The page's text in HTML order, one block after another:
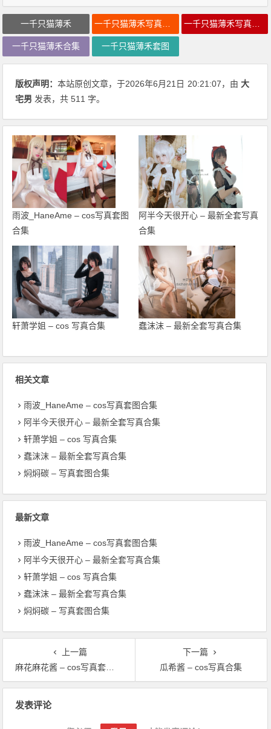
一千只猫薄禾 一千只猫薄禾写真合集 一千只猫薄禾写真资源
一千只猫薄禾合集 一千只猫薄禾套图
版权声明：本站原创文章，于2026年6月21日 20:21:07，由大
宅男 发表，共 511 字。
雨波_HaneAme – cos写真套图
合集
阿半今天很开心 – 最新全套写真
合集
轩萧学姐 – cos 写真合集 蠢沫沫 – 最新全套写真合集
相关文章
雨波_HaneAme – cos写真套图合集
阿半今天很开心 – 最新全套写真合集
轩萧学姐 – cos 写真合集
蠢沫沫 – 最新全套写真合集
焖焖碳 – 写真套图合集
最新文章
雨波_HaneAme – cos写真套图合集
阿半今天很开心 – 最新全套写真合集
轩萧学姐 – cos 写真合集
蠢沫沫 – 最新全套写真合集
焖焖碳 – 写真套图合集
上一篇
麻花麻花酱 – cos写真套图合集
下一篇
瓜希酱 – cos写真合集
发表评论